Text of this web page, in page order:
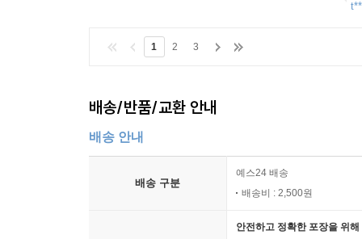
1 2 3
배송/반품/교환 안내
배송 안내
배송 구분
예스24 배송
배송비 : 2,500원
안전하고 정확한 포장을 위